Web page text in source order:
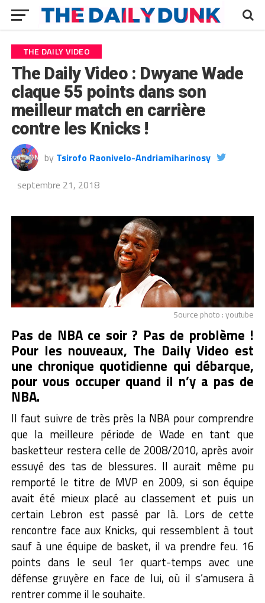
THE DAILY VIDEO
The Daily Video : Dwyane Wade
claque 55 points dans son
meilleur match en carrière
contre les Knicks !
by Tsirofo Raonivelo-Andriamiharinosy
septembre 21, 2018
Source photo : youtube
Pas de NBA ce soir ? Pas de problème !
Pour les nouveaux, The Daily Video est
une chronique quotidienne qui débarque,
pour vous occuper quand il n’y a pas de
NBA.
Il faut suivre de très près la NBA pour comprendre
que la meilleure période de Wade en tant que
basketteur restera celle de 2008/2010, après avoir
essuyé des tas de blessures. Il aurait même pu
remporté le titre de MVP en 2009, si son équipe
avait été mieux placé au classement et puis un
certain Lebron est passé par là. Lors de cette
rencontre face aux Knicks, qui ressemblent à tout
sauf à une équipe de basket, il va prendre feu. 16
points dans le seul 1er quart-temps avec une
défense gruyère en face de lui, où il s’amusera à
rentrer comme il le souhaite.